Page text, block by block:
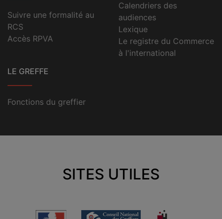
Suivre une formalité au
RCS
Accès RPVA
Calendriers des
audiences
Lexique
Le registre du Commerce
à l'international
LE GREFFE
Fonctions du greffier
SITES UTILES